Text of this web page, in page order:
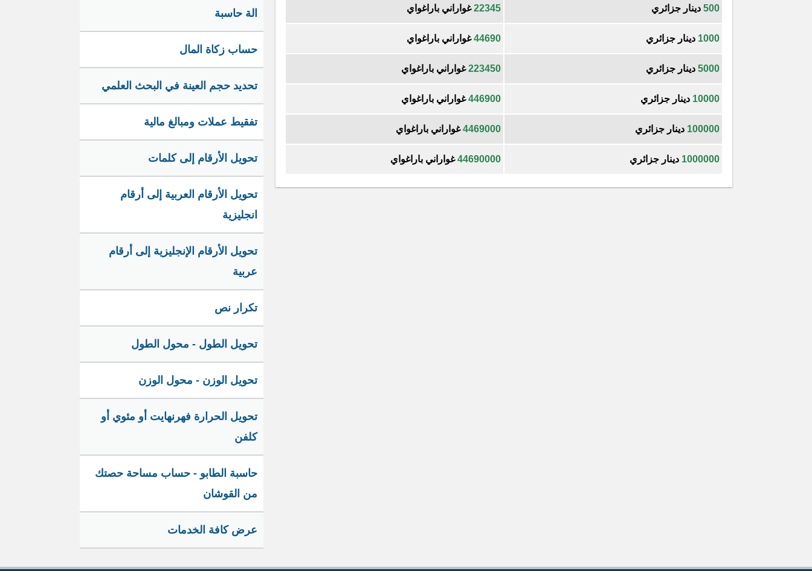
500 دينار جزائري 22345غواراني باراغواي
1000 دينار جزائري 44690غواراني باراغواي
5000 دينار جزائري 223450غواراني باراغواي
10000 دينار جزائري 446900غواراني باراغواي
100000 دينار جزائري 4469000غواراني باراغواي
1000000 دينار جزائري 44690000غواراني باراغواي
الة حاسبة
حساب زكاة المال
تحديد حجم العينة في البحث العلمي
تفقيط عملات ومبالغ مالية
تحويل الأرقام إلى كلمات
تحويل الأرقام العربية إلى أرقام
انجليزية
تحويل الأرقام الإنجليزية إلى أرقام
عربية
تكرار نص
تحويل الطول - محول الطول
تحويل الوزن - محول الوزن
تحويل الحرارة فهرنهايت أو مئوي أو
كلفن
حاسبة الطابو - حساب مساحة حصتك
من القوشان
عرض كافة الخدمات